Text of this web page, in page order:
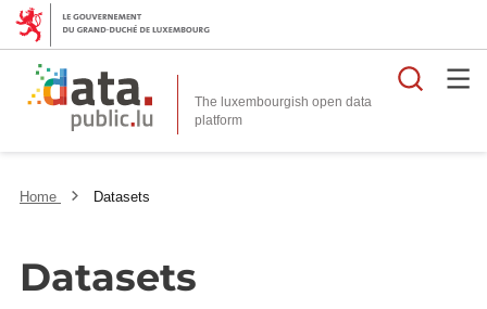
The luxembourgish open data
platform
Home Datasets
Datasets